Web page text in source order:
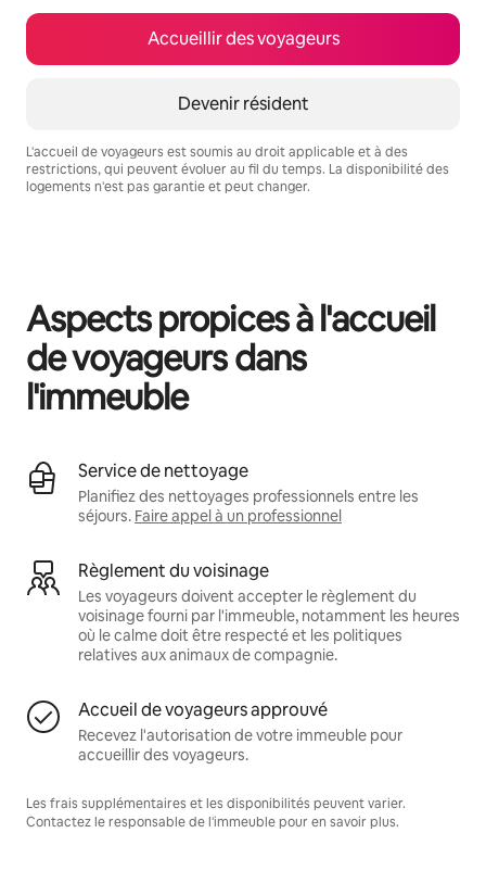
Accueillir des voyageurs
Devenir résident
L'accueil de voyageurs est soumis au droit applicable et à des
restrictions, qui peuvent évoluer au fil du temps. La disponibilité des
logements n'est pas garantie et peut changer.
Aspects propices à l'accueil
de voyageurs dans
l'immeuble
Service de nettoyage
Planifiez des nettoyages professionnels entre les
séjours. Faire appel à un professionnel
Règlement du voisinage
Les voyageurs doivent accepter le règlement du
voisinage fourni par l'immeuble, notamment les heures
où le calme doit être respecté et les politiques
relatives aux animaux de compagnie.
Accueil de voyageurs approuvé
Recevez l'autorisation de votre immeuble pour
accueillir des voyageurs.
Les frais supplémentaires et les disponibilités peuvent varier.
Contactez le responsable de l'immeuble pour en savoir plus.